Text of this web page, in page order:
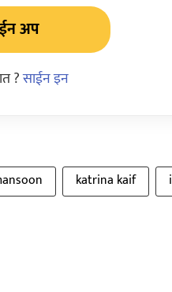
अप
?साईन इन
katrina kaif